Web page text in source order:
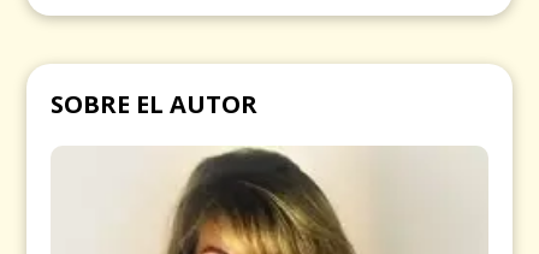
SOBRE EL AUTOR